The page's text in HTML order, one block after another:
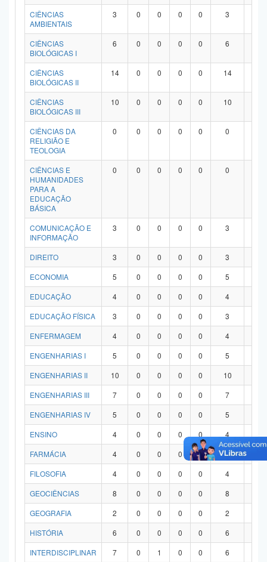
CIÊNCIAS
AMBIENTAIS
3 0 0 0 0 3
CIÊNCIAS
BIOLÓGICAS I
6 0 0 0 0 6
CIÊNCIAS
BIOLÓGICAS II
14 0 0 0 0 14
CIÊNCIAS
BIOLÓGICAS III
10 0 0 0 0 10
CIÊNCIAS DA
RELIGIÃO E
TEOLOGIA
0 0 0 0 0 0
CIÊNCIAS E
HUMANIDADES
PARA A
EDUCAÇÃO
BÁSICA
0 0 0 0 0 0
COMUNICAÇÃO E
INFORMAÇÃO
3 0 0 0 0 3
DIREITO 3 0 0 0 0 3
ECONOMIA
5 0 0 0 0 5
EDUCAÇÃO
4 0 0 0 0 4
EDUCAÇÃO FÍSICA
3 0 0 0 0 3
ENFERMAGEM
4 0 0 0 0 4
ENGENHARIAS I
5 0 0 0 0 5
ENGENHARIAS II
10 0 0 0 0 10
ENGENHARIAS III
7 0 0 0 0 7
ENGENHARIAS IV
5 0 0 0 0 5
ENSINO
4 0 0 0 0 4
FARMÁCIA
4 0 0 0 0 4
FILOSOFIA
4 0 0 0 0 4
GEOCIÊNCIAS
8 0 0 0 0 8
GEOGRAFIA
2 0 0 0 0 2
HISTÓRIA
6 0 0 0 0 6
INTERDISCIPLINAR
7 0 1 0 0 6